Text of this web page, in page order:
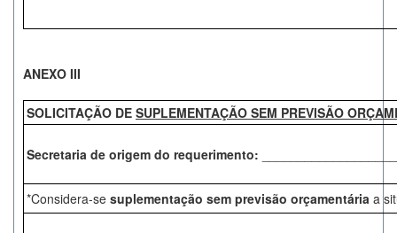
ANEXO III
SOLICITAÇÃO DE SUPLEMENTAÇÃO SEM PREVISÃO
Secretaria de origem do requerimento:
*Considera-se suplementação sem previsão orçamentária a